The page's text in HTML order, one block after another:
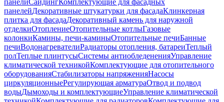
панелиСайдингКомплектующие для фасадных
панелейДекоративные штукатурки для фасадаКлинкерная
плитка для фасадаДекоративный камень для наружной
отделкиОтоплениеОтопительные котлыГазовые
колонкиКамины, печи-каминыОтопительные печиБанные
печиВодонагревателиРадиаторы отопления, батареиТеплый
полТеплые плинтусыСистемы антиобледененияУправление
климатической техникойКомплектующие для отопительного
оборудованияСтабилизаторы напряженияНасосы
циркуляционныеРегулирующая арматураОтвод и подвод
водыДымоходы и комплектующиеУправление климатической